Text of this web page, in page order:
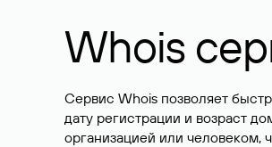
Whois
Сервис Whois позволяет
дату регистрации и возраст
организацией или человеком,